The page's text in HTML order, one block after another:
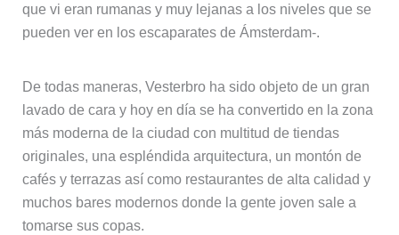
que vi eran rumanas y muy lejanas a los niveles que se
pueden ver en los escaparates de Ámsterdam-.
De todas maneras, Vesterbro ha sido objeto de un gran
lavado de cara y hoy en día se ha convertido en la zona
más moderna de la ciudad con multitud de tiendas
originales, una espléndida arquitectura, un montón de
cafés y terrazas así como restaurantes de alta calidad y
muchos bares modernos donde la gente joven sale a
tomarse sus copas.